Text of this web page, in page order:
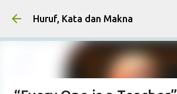
Skip to main content
Huruf, Kata dan Makna